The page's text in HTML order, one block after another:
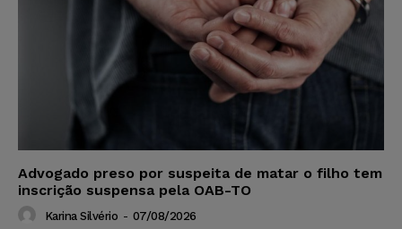
Advogado preso por suspeita de matar o filho tem
inscrição suspensa pela OAB-TO
Karina Silvério - 07/08/2026